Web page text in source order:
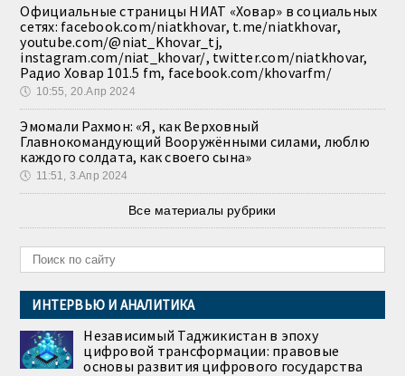
Официальные страницы НИАТ «Ховар» в социальных
сетях: facebook.com/niatkhovar, t.me/niatkhovar,
youtube.com/@niat_Khovar_tj,
instagram.com/niat_khovar/, twitter.com/niatkhovar,
Радио Ховар 101.5 fm, facebook.com/khovarfm/
🕔 10:55, 20.Апр 2024
Эмомали Рахмон: «Я, как Верховный
Главнокомандующий Вооружёнными силами, люблю
каждого солдата, как своего сына»
🕔 11:51, 3.Апр 2024
Все материалы рубрики
ИНТЕРВЬЮ И АНАЛИТИКА
Независимый Таджикистан в эпоху
цифровой трансформации: правовые
основы развития цифрового государства